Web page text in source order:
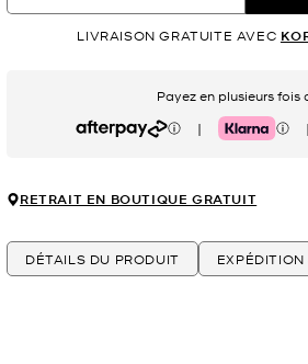
LIVRAISON GRATUITE AVEC
Payez en plusieurs fois
Afterpay | Klarna |
RETRAIT EN BOUTIQUE GRATUIT
DÉTAILS DU PRODUIT EXPÉDITION